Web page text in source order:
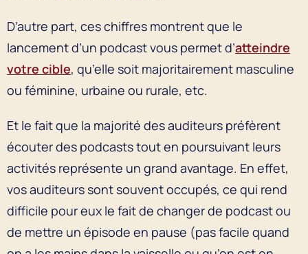
D’autre part, ces chiffres montrent que le
lancement d’un podcast vous permet d’atteindre
votre cible, qu’elle soit majoritairement masculine
ou féminine, urbaine ou rurale, etc.
Et le fait que la majorité des auditeurs préfèrent
écouter des podcasts tout en poursuivant leurs
activités représente un grand avantage. En effet,
vos auditeurs sont souvent occupés, ce qui rend
difficile pour eux le fait de changer de podcast ou
de mettre un épisode en pause (pas facile quand